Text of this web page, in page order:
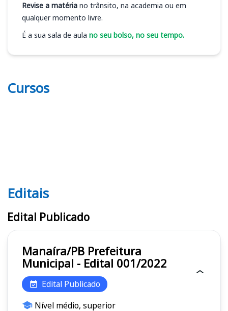
Revise a matéria no trânsito, na academia ou em
qualquer momento livre.
É a sua sala de aula no seu bolso, no seu tempo.
Cursos
Editais
Editais
Edital Publicado
Manaíra/PB Prefeitura
Municipal - Edital 001/2022
Edital Publicado
Nível médio, superior